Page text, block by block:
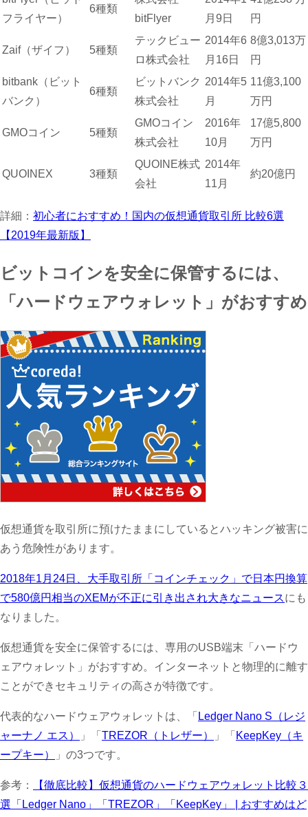
フライヤー）
6種類
bitFlyer
月9日
円
Zaif（ザイフ） 5種類
テックビュー
ロ株式会社
2014年6
月16日
8億3,013万
円
bitbank（ビット
バンク）
6種類
ビットバンク
株式会社
2014年5
月
11億3,100
万円
GMOコイン 5種類
GMOコイン
株式会社
2016年
10月
17億5,800
万円
QUOINEX 3種類
QUOINE株式
会社
2014年
11月
約20億円
詳細： 初心者におすすめ！国内の仮想通貨取引所 比較6選
【2019年最新版】
ビットコインを安全に保管するには、
「ハードウェアウォレット」がおすすめ
仮想通貨を取引所に預けたままにしているとハッキング被害に
あう危険性があります。
2018年1月24日、大手取引所「コインチェック」で日本円換算
で580億円相当のXEMが不正に引き出され大きなニュースにも
なりました。
仮想通貨を安全に保管するには、専用のUSB端末「ハードウ
ェアウォレット」がおすすめ。インターネットと物理的に離す
ことができセキュリティの高さが特徴です。
代表的なハードウェアウォレットは、「 Ledger Nano S（レジ
ャーナノ エス）
」「 TREZOR（トレザー） 」「 KeepKey（キ
ープキー）
」の3つです。
参考：
【徹底比較】仮想通貨のハードウェアウォレット比較３
選「Ledger Nano」「TREZOR」「KeepKey」 | おすすめはど